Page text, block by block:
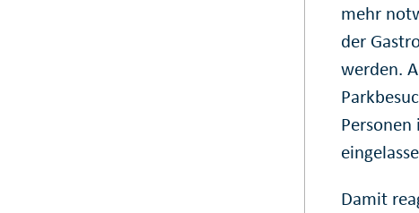
mehr
der
werden.
Damit